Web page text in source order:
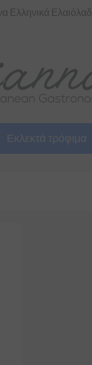
Ελληνικά
Εκλεκτά τρόφιμα